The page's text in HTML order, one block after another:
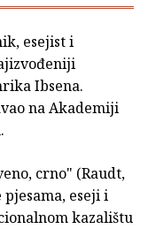
esejist i
Ibsena.
na Akademiji
crno" (Raudt,
eseji i
kazalištu